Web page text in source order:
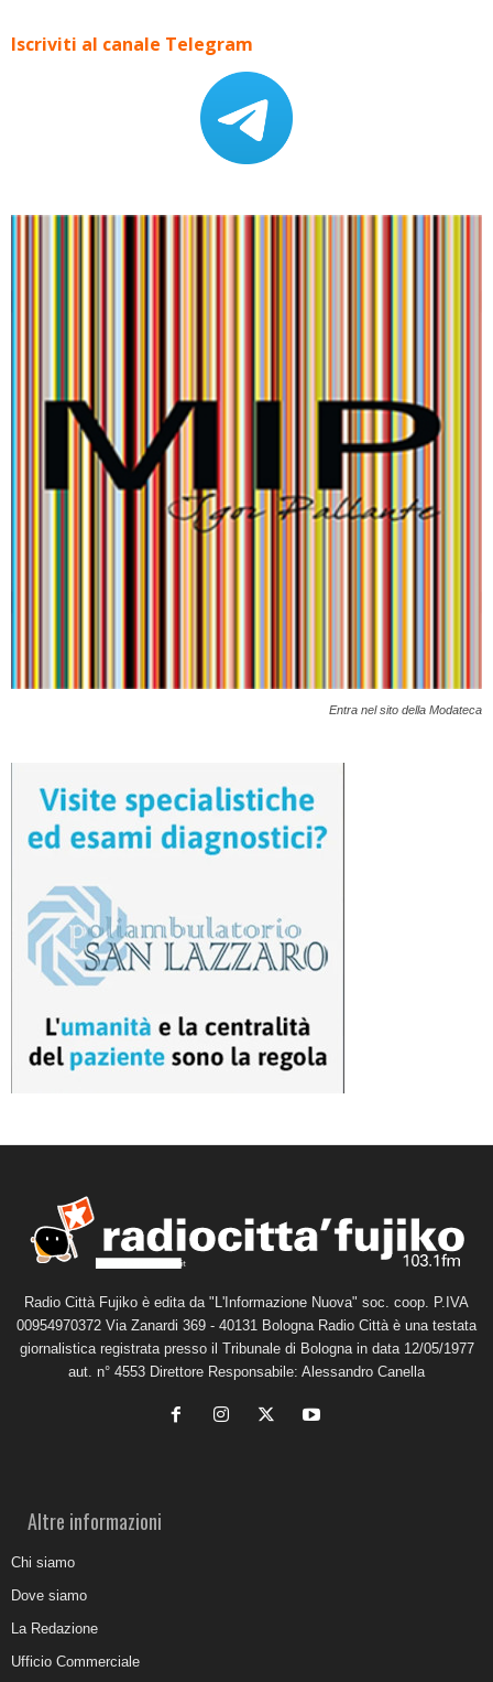
Iscriviti al canale Telegram
Entra nel sito della Modateca
Radio Città Fujiko è edita da "L'Informazione Nuova" soc. coop. P.IVA
00954970372 Via Zanardi 369 - 40131 Bologna Radio Città è una testata
giornalistica registrata presso il Tribunale di Bologna in data 12/05/1977
aut. n° 4553 Direttore Responsabile: Alessandro Canella
Altre informazioni
Chi siamo
Dove siamo
La Redazione
Ufficio Commerciale